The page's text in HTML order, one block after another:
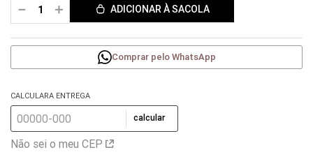
＋
－ ADICIONAR À SACOLA
Comprar pelo WhatsApp
CALCULARA ENTREGA
calcular
Não sei o meu CEP